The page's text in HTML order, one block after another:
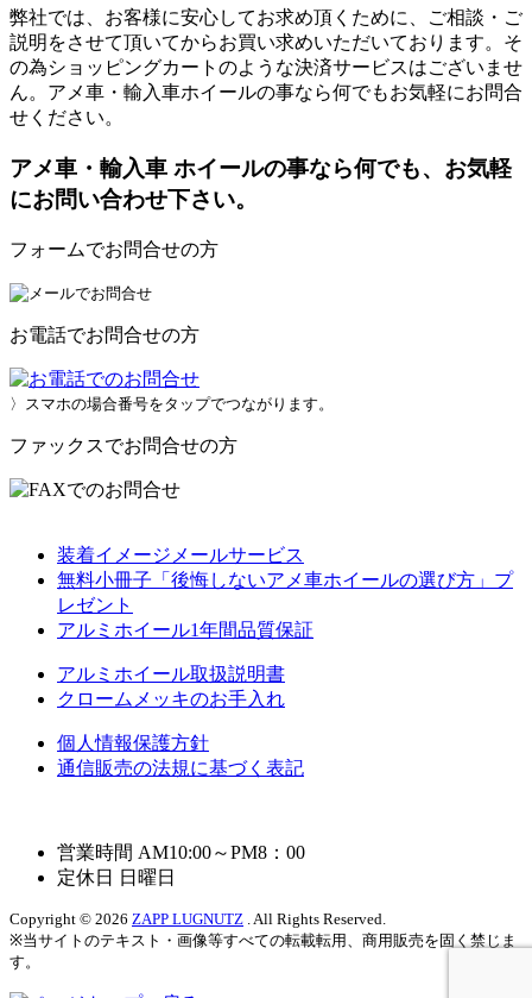
弊社では、お客様に安心してお求め頂くために、ご相談・ご
説明をさせて頂いてからお買い求めいただいております。そ
の為ショッピングカートのような決済サービスはございませ
ん。アメ車・輸入車ホイールの事なら何でもお気軽にお問合
せください。
アメ車・輸入車 ホイールの事なら何でも、お気軽
にお問い合わせ下さい。
フォームでお問合せの方
お電話でお問合せの方
〉スマホの場合番号をタップでつながります。
ファックスでお問合せの方
装着イメージメールサービス
無料小冊子「後悔しないアメ車ホイールの選び方」プ
レゼント
アルミホイール1年間品質保証
アルミホイール取扱説明書
クロームメッキのお手入れ
個人情報保護方針
通信販売の法規に基づく表記
営業時間 AM10:00～PM8：00
定休日 日曜日
Copyright © 2026 ZAPP LUGNUTZ . All Rights Reserved.
※当サイトのテキスト・画像等すべての転載転用、商用販売を固く禁じま
す。